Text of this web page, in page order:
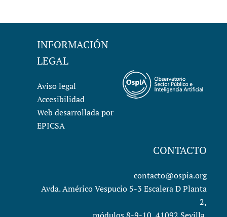
INFORMACIÓN
LEGAL
Aviso legal
Accesibilidad
Web desarrollada por
EPICSA
CONTACTO
contacto@ospia.org
Avda. Américo Vespucio 5-3 Escalera D Planta
2,